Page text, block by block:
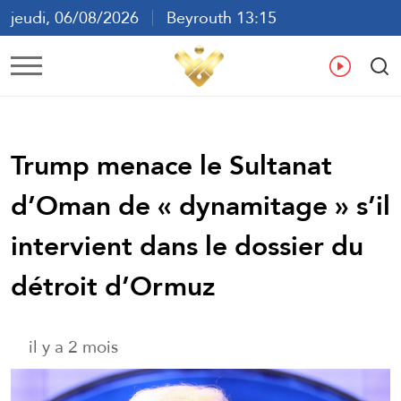
jeudi, 06/08/2026
Beyrouth 13:15
ع
Trump menace le Sultanat
d’Oman de « dynamitage » s’il
intervient dans le dossier du
détroit d’Ormuz
il y a 2 mois